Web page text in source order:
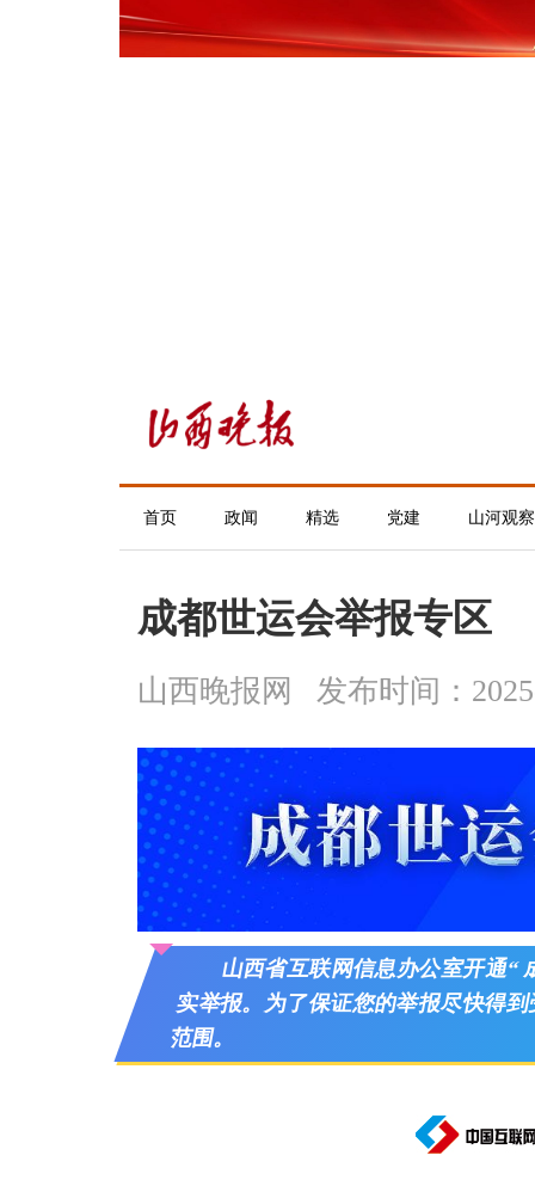
首页 政闻 精选 党建 山河观察
成都世运会举报专区
山西晚报网 发布时间：
山西省互联网信息办公室开通“
实举报。为了保证您的举报尽快得
范围。